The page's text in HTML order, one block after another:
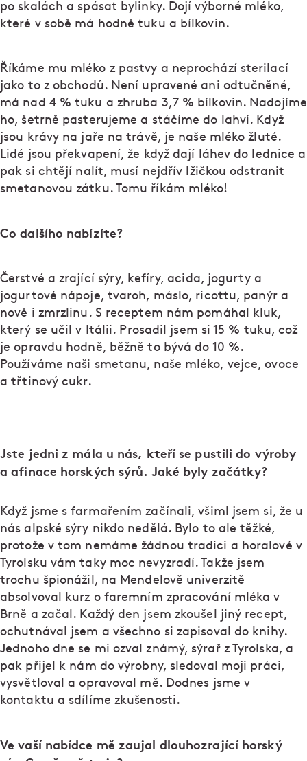
po skalách a spásat bylinky. Dojí výborné mléko,
které v sobě má hodně tuku a bílkovin.
Říkáme mu mléko z pastvy a neprochází sterilací
jako to z obchodů. Není upravené ani odtučněné,
má nad 4 % tuku a zhruba 3,7 % bílkovin. Nadojíme
ho, šetrně pasterujeme a stáčíme do lahví. Když
jsou krávy na jaře na trávě, je naše mléko žluté.
Lidé jsou překvapení, že když dají láhev do lednice a
pak si chtějí nalít, musí nejdřív lžičkou odstranit
smetanovou zátku. Tomu říkám mléko!
Co dalšího nabízíte?
Čerstvé a zrající sýry, kefíry, acida, jogurty a
jogurtové nápoje, tvaroh, máslo, ricottu, panýr a
nově i zmrzlinu. S receptem nám pomáhal kluk,
který se učil v Itálii. Prosadil jsem si 15 % tuku, což
je opravdu hodně, běžně to bývá do 10 %.
Používáme naši smetanu, naše mléko, vejce, ovoce
a třtinový cukr.
Jste jedni z mála u nás, kteří se pustili do výroby
a afinace horských sýrů. Jaké byly začátky?
Když jsme s farmařením začínali, všiml jsem si, že u
nás alpské sýry nikdo nedělá. Bylo to ale těžké,
protože v tom nemáme žádnou tradici a horalové v
Tyrolsku vám taky moc nevyzradí. Takže jsem
trochu špionážil, na Mendelově univerzitě
absolvoval kurz o faremním zpracování mléka v
Brně a začal. Každý den jsem zkoušel jiný recept,
ochutnával jsem a všechno si zapisoval do knihy.
Jednoho dne se mi ozval známý, sýrař z Tyrolska, a
pak přijel k nám do výrobny, sledoval moji práci,
vysvětloval a opravoval mě. Dodnes jsme v
kontaktu a sdílíme zkušenosti.
Ve vaší nabídce mě zaujal dlouhozrající horský